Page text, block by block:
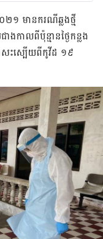
១ មាន​ករណី​ឆ្លង​ថ្មី
ាល​ពី​ប៉ុន្មានថ្ងៃកន្លង
សះស្បើយពីកូវីដ ១៩